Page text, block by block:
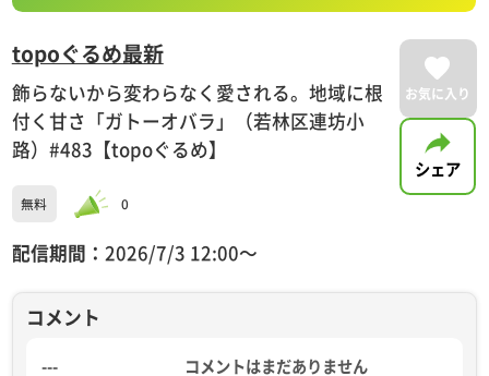
topoぐるめ最新
飾らないから変わらなく愛される。地域に根
付く甘さ「ガトーオバラ」（若林区連坊小
路）#483【topoぐるめ】
無料 0
配信期間： 2026/7/3 12:00〜
お気に入り
シェア
コメント
--- コメントはまだありません